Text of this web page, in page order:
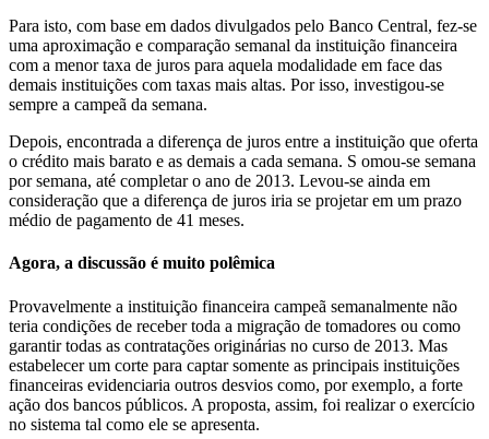
Para isto, com base em dados divulgados pelo Banco Central, fez-se
uma aproximação e comparação semanal da instituição financeira
com a menor taxa de juros para aquela modalidade em face das
demais instituições com taxas mais altas. Por isso, investigou-se
sempre a campeã da semana.
Depois, encontrada a diferença de juros entre a instituição que oferta
o crédito mais barato e as demais a cada semana. S omou-se semana
por semana, até completar o ano de 2013. Levou-se ainda em
consideração que a diferença de juros iria se projetar em um prazo
médio de pagamento de 41 meses.
Agora, a discussão é muito polêmica
Provavelmente a instituição financeira campeã semanalmente não
teria condições de receber toda a migração de tomadores ou como
garantir todas as contratações originárias no curso de 2013. Mas
estabelecer um corte para captar somente as principais instituições
financeiras evidenciaria outros desvios como, por exemplo, a forte
ação dos bancos públicos. A proposta, assim, foi realizar o exercício
no sistema tal como ele se apresenta.